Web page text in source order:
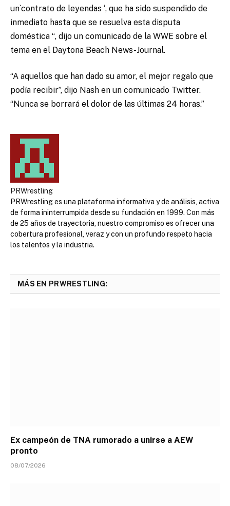
un`contrato de leyendas ‘, que ha sido suspendido de
inmediato hasta que se resuelva esta disputa
doméstica “, dijo un comunicado de la WWE sobre el
tema en el Daytona Beach News-Journal.
“A aquellos que han dado su amor, el mejor regalo que
podía recibir”, dijo Nash en un comunicado Twitter.
“Nunca se borrará el dolor de las últimas 24 horas.”
PRWrestling
PRWrestling es una plataforma informativa y de análisis, activa
de forma ininterrumpida desde su fundación en 1999. Con más
de 25 años de trayectoria, nuestro compromiso es ofrecer una
cobertura profesional, veraz y con un profundo respeto hacia
los talentos y la industria.
MÁS EN PRWRESTLING:
Ex campeón de TNA rumorado a unirse a AEW
pronto
08/07/2026